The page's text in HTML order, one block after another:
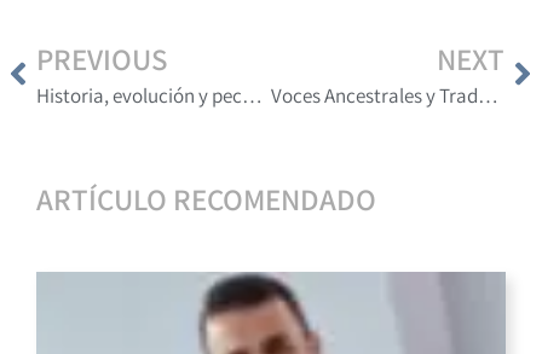
PREVIOUS
Historia, evolución y peculiaridades de la lengua japonesa
NEXT
Voces Ancestrales y Traductores Nativos
ARTÍCULO RECOMENDADO